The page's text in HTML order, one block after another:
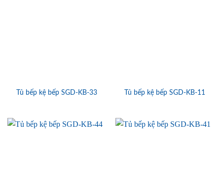
Tủ bếp kệ bếp SGD-KB-33 Tủ bếp kệ bếp SGD-KB-11